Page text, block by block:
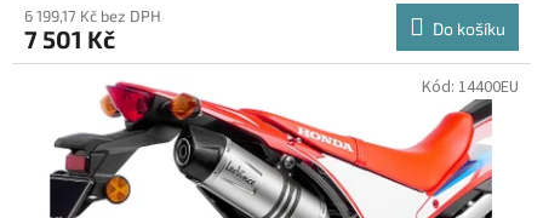
M
A
6 199,17 Kč bez DPH
7 501 Kč Do košíku
Kód: 14400EU